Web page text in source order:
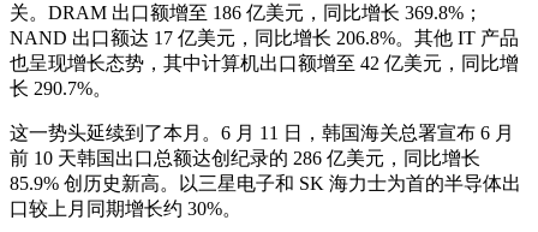
关。DRAM 出口额增至 186 亿美元，同比增长 369.8%；
NAND 出口额达 17 亿美元，同比增长 206.8%。其他 IT 产品
也呈现增长态势，其中计算机出口额增至 42 亿美元，同比增
长 290.7%。
这一势头延续到了本月。6 月 11 日，韩国海关总署宣布 6 月
前 10 天韩国出口总额达创纪录的 286 亿美元，同比增长
85.9% 创历史新高。以三星电子和 SK 海力士为首的半导体出
口较上月同期增长约 30%。